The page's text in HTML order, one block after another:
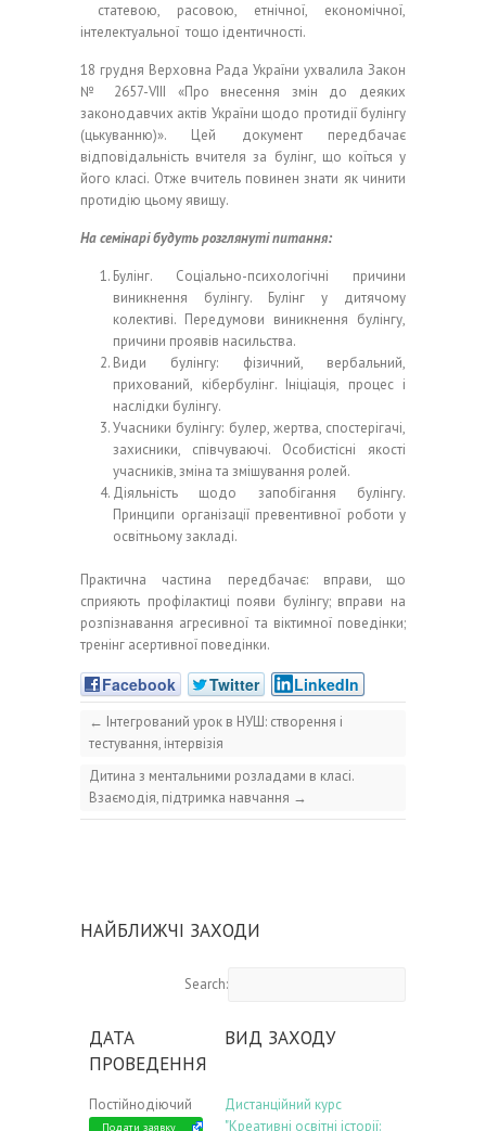
статевою, расовою, етнічної, економічної,
інтелектуальної тощо ідентичності.
18 грудня Верховна Рада України ухвалила Закон
№ 2657-VIII «Про внесення змін до деяких
законодавчих актів України щодо протидії булінгу
(цькуванню)». Цей документ передбачає
відповідальність вчителя за булінг, що коїться у
його класі. Отже вчитель повинен знати як чинити
протидію цьому явищу.
На семінарі будуть розглянуті питання:
Булінг. Соціально-психологічні причини
виникнення булінгу. Булінг у дитячому
колективі. Передумови виникнення булінгу,
причини проявів насильства.
Види булінгу: фізичний, вербальний,
прихований, кібербулінг. Ініціація, процес і
наслідки булінгу.
Учасники булінгу: булер, жертва, спостерігачі,
захисники, співчуваючі. Особистісні якості
учасників, зміна та змішування ролей.
Діяльність щодо запобігання булінгу.
Принципи організації превентивної роботи у
освітньому закладі.
Практична частина передбачає: вправи, що
сприяють профілактиці появи булінгу; вправи на
розпізнавання агресивної та віктимної поведінки;
тренінг асертивної поведінки.
Facebook Twitter LinkedIn
← Інтегрований урок в НУШ: створення і
тестування, інтервізія
Дитина з ментальними розладами в класі.
Взаємодія, підтримка навчання →
НАЙБЛИЖЧІ ЗАХОДИ
Search:
ДАТА
ПРОВЕДЕННЯ
ВИД ЗАХОДУ
Постійнодіючий
Подати заявку
Дистанційний курс
"Креативні освітні історії: